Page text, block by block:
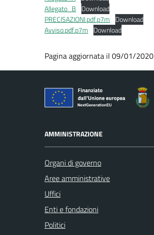
Allegato_B Download
PRECISAZIONI.pdf.p7m Download
Avviso.pdf.p7m Download
Pagina aggiornata il 09/01/2020
AMMINISTRAZIONE
Organi di governo
Aree amministrative
Uffici
Enti e fondazioni
Politici